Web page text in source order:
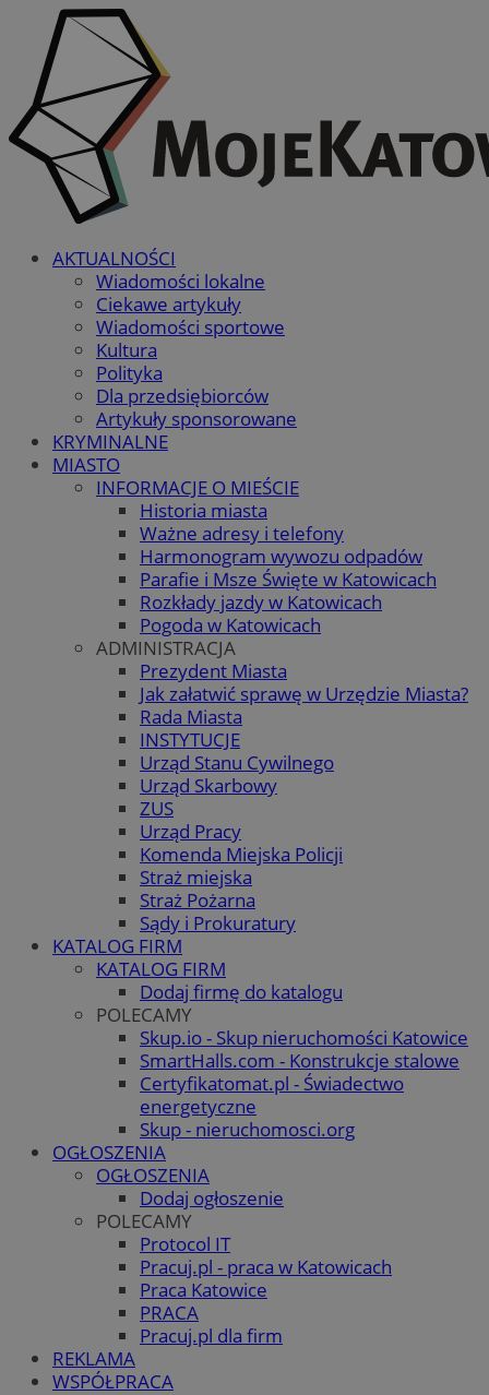
AKTUALNOŚCI
Wiadomości lokalne
Ciekawe artykuły
Wiadomości sportowe
Kultura
Polityka
Dla przedsiębiorców
Artykuły sponsorowane
KRYMINALNE
MIASTO
INFORMACJE O MIEŚCIE
Historia miasta
Ważne adresy i telefony
Harmonogram wywozu odpadów
Parafie i Msze Święte w Katowicach
Rozkłady jazdy w Katowicach
Pogoda w Katowicach
ADMINISTRACJA
Prezydent Miasta
Jak załatwić sprawę w Urzędzie Miasta?
Rada Miasta
INSTYTUCJE
Urząd Stanu Cywilnego
Urząd Skarbowy
ZUS
Urząd Pracy
Komenda Miejska Policji
Straż miejska
Straż Pożarna
Sądy i Prokuratury
KATALOG FIRM
KATALOG FIRM
Dodaj firmę do katalogu
POLECAMY
Skup.io - Skup nieruchomości Katowice
SmartHalls.com - Konstrukcje stalowe
Certyfikatomat.pl - Świadectwo
energetyczne
Skup - nieruchomosci.org
OGŁOSZENIA
OGŁOSZENIA
Dodaj ogłoszenie
POLECAMY
Protocol IT
Pracuj.pl - praca w Katowicach
Praca Katowice
PRACA
Pracuj.pl dla firm
REKLAMA
WSPÓŁPRACA